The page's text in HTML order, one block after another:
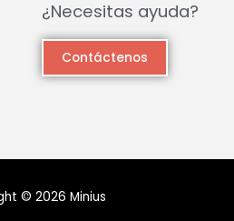
¿Necesitas ayuda?
Contáctenos
© 2026 Minius